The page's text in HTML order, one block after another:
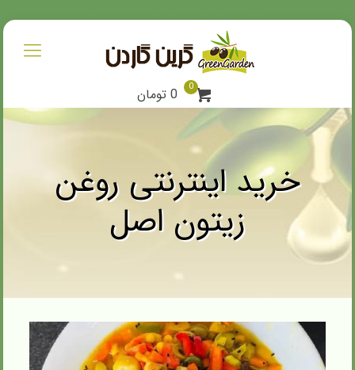
0 0 تومان
خرید اینترنتی روغن
زیتون اصل